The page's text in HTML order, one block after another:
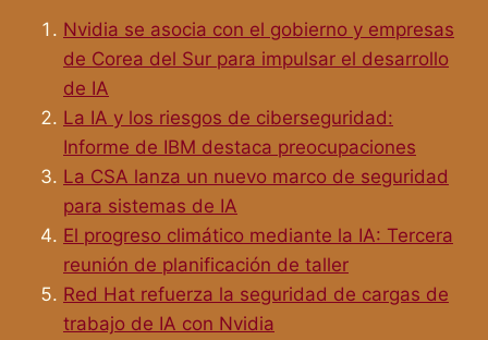
Nvidia se asocia con el gobierno y empresas
de Corea del Sur para impulsar el desarrollo
de IA
La IA y los riesgos de ciberseguridad:
Informe de IBM destaca preocupaciones
La CSA lanza un nuevo marco de seguridad
para sistemas de IA
El progreso climático mediante la IA: Tercera
reunión de planificación de taller
Red Hat refuerza la seguridad de cargas de
trabajo de IA con Nvidia